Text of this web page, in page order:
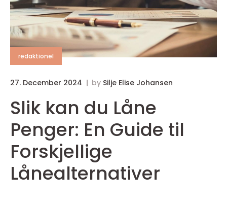
redaktionel
27. December 2024 by Silje Elise Johansen
Slik kan du Låne
Penger: En Guide til
Forskjellige
Lånealternativer